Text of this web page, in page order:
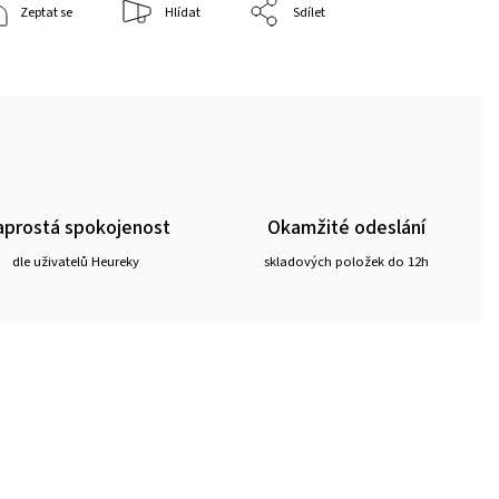
Zeptat se Hlídat Sdílet
spokojenost
dle uživatelů Heureky
Okamžité odeslání
skladových položek do 12h